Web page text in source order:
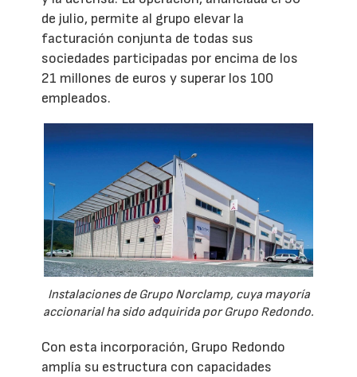
de julio, permite al grupo elevar la
facturación conjunta de todas sus
sociedades participadas por encima de los
21 millones de euros y superar los 100
empleados.
Instalaciones de Grupo Norclamp, cuya mayoría
accionarial ha sido adquirida por Grupo Redondo.
Con esta incorporación, Grupo Redondo
amplía su estructura con capacidades